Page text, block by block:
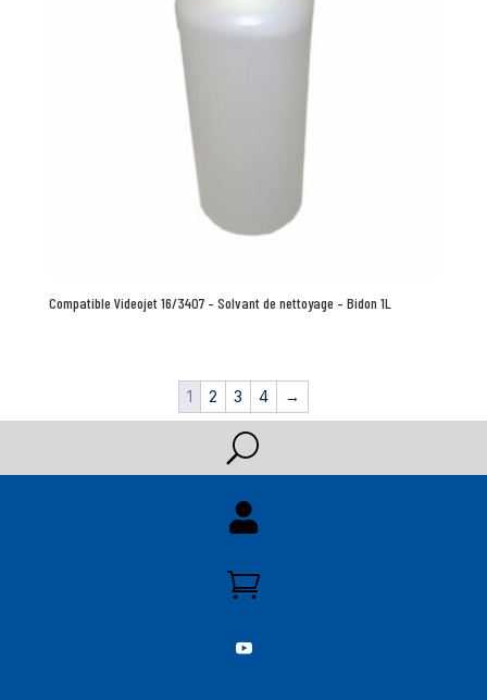
Compatible Videojet 16/3407 – Solvant de nettoyage – Bidon 1L
1 2 3 4 →
U


